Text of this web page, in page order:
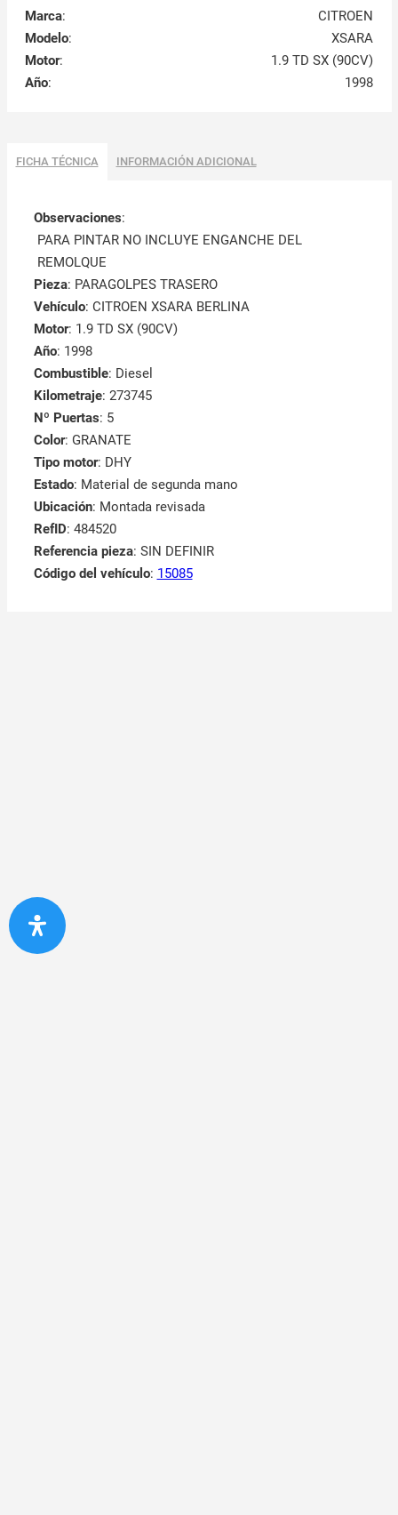
Marca:
CITROEN
Modelo:
XSARA
Motor:
1.9 TD SX (90CV)
Año: 1998
FICHA TÉCNICA INFORMACIÓN ADICIONAL
Observaciones:
PARA PINTAR NO INCLUYE ENGANCHE DEL
REMOLQUE
Pieza: PARAGOLPES TRASERO
Vehículo: CITROEN XSARA BERLINA
Motor: 1.9 TD SX (90CV)
Año: 1998
Combustible: Diesel
Kilometraje: 273745
Nº Puertas: 5
Color: GRANATE
Tipo motor: DHY
Estado: Material de segunda mano
Ubicación: Montada revisada
RefID: 484520
Referencia pieza: SIN DEFINIR
Código del vehículo: 15085